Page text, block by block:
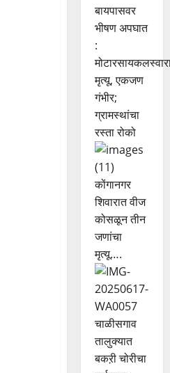
बायपासवर
भीषण अपघात
:
मृत्यू, एकजण
गंभीर;
ग्रामस्थांचा
रस्ता रोको
कोंगानगर
शिवारात वीज
कोसळून तीन
जणांचा
मृत्यू….
चाळीसगाव
तालुक्यात
बकऱी चोरीचा